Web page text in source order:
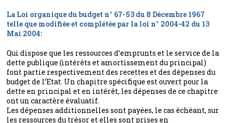
La Loi organique du budget n° 67-53 du 8 Décembre 1967
telle que modifiée et complétée par la loi n° 2004-42 du 13
Mai 2004:
Qui dispose que les ressources d’emprunts et le service de la
dette publique (intérêts et amortissement du principal)
font partie respectivement des recettes et des dépenses du
budget de l’Etat. Un chapitre spécifique est ouvert pour la
dette en principal et en intérêt, les dépenses de ce chapitre
ont un caractère évaluatif.
Les dépenses additionnelles sont payées, le cas échéant, sur
les ressources du trésor et elles sont prises en